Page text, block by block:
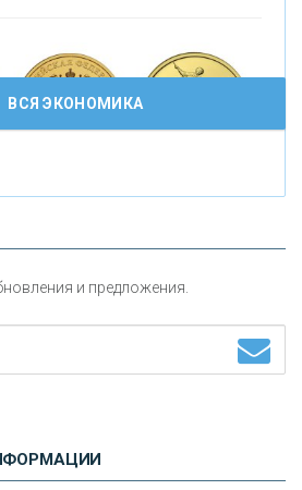
капитала
ВСЯ ЭКОНОМИКА
и предложения.